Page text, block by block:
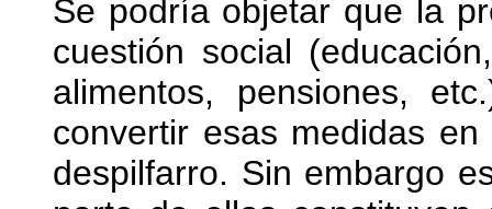
Se podría objetar que la
cuestión social
alimentos, pensiones,
convertir esas medidas
despilfarro. Sin embargo